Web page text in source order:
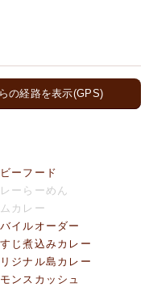
の経路を表示(GPS)
ーフード
ーらーめん
カレー
イルオーダー
じ煮込みカレー
ジナル島カレー
ンスカッシュ